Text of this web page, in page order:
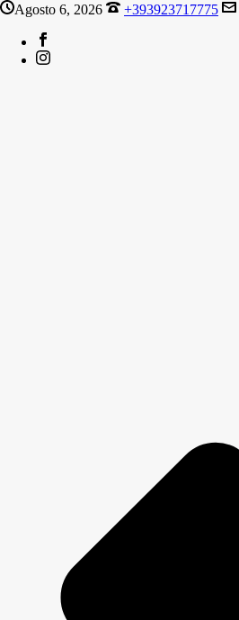
Agosto 6, 2026 +393923717775